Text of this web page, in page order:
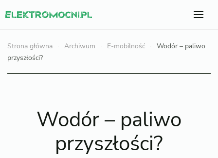
Strona główna Archiwum E-mobilność
Wodór – paliwo
przyszłości?
Wodór – paliwo
przyszłości?